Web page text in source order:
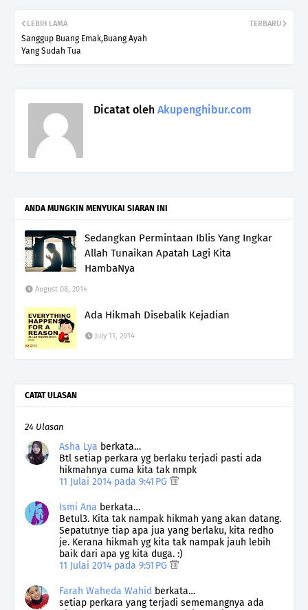
TERBARU
LEBIH LAMA
Sanggup Buang Emak,Buang Ayah
Yang Sudah Tua
Dicatat oleh Akupenghibur.com
ANDA MUNGKIN MENYUKAI SIARAN INI
Sedangkan Permintaan Iblis Yang Ingkar
Allah Tunaikan Apatah Lagi Kita
HambaNya
August 08, 2014
Ada Hikmah Disebalik Kejadian
July 11, 2014
CATAT ULASAN
24 Ulasan
Asha Lya berkata…
Btl setiap perkara yg berlaku terjadi pasti ada
hikmahnya cuma kita tak nmpk
11 Julai 2014 pada 9:41 PG
Ismi Ana berkata…
Betul3. Kita tak nampak hikmah yang akan datang.
Sepatutnye tiap apa jua yang berlaku, kita redho
je. Kerana hikmah yg kita tak nampak jauh lebih
baik dari apa yg kita duga. :)
11 Julai 2014 pada 9:51 PG
Farah Waheda Wahid berkata…
setiap perkara yang terjadi sememangnya ada